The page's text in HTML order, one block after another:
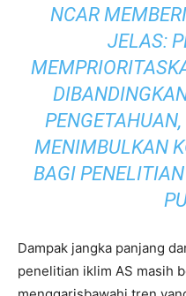
NCAR
JELAS:
MENIMBULKAN
BAGI
Dampak jangka panjang
penelitian iklim AS masih